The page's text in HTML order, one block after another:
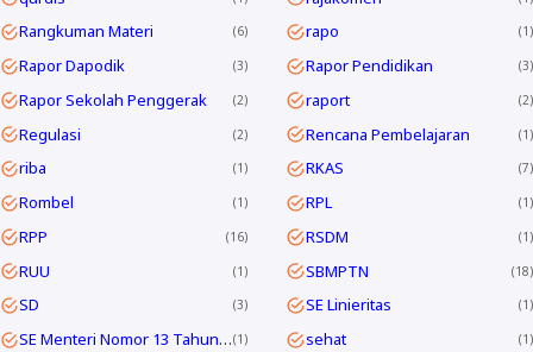
Rangkuman Materi 6 rapo 1
Rapor Dapodik 3 Rapor Pendidikan 3
Rapor Sekolah Penggerak 2 raport 2
Regulasi 2 Rencana Pembelajaran 1
riba 1 RKAS 7
Rombel 1 RPL 1
RPP 16 RSDM 1
RUU 1 SBMPTN 18
SD 3 SE Linieritas 1
SE Menteri Nomor 13 Tahun 2025 1 sehat 1